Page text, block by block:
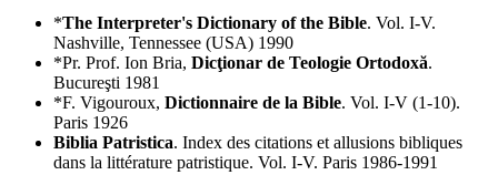
*The Interpreter's Dictionary of the Bible. Vol. I-V.
Nashville, Tennessee (USA) 1990
*Pr. Prof. Ion Bria, Dicţionar de Teologie Ortodoxă.
Bucureşti 1981
*F. Vigouroux, Dictionnaire de la Bible. Vol. I-V (1-10).
Paris 1926
Biblia Patristica. Index des citations et allusions bibliques
dans la littérature patristique. Vol. I-V. Paris 1986-1991